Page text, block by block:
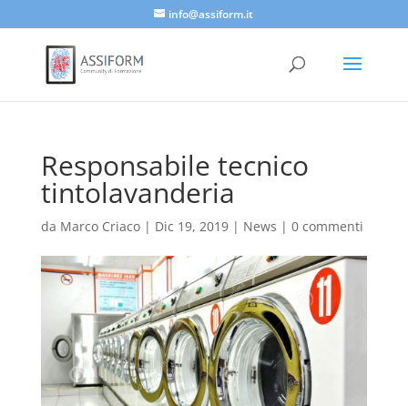
info@assiform.it
Responsabile tecnico
tintolavanderia
da Marco Criaco| Dic 19, 2019| News | 0 commenti